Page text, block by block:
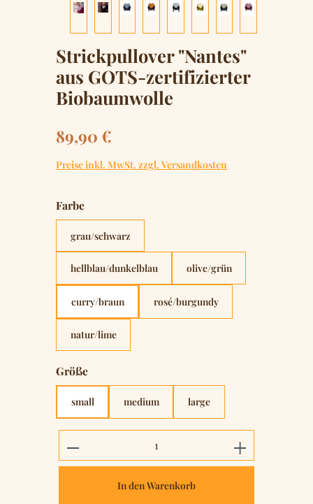
Strickpullover "Nantes"
aus GOTS-zertifizierter
Biobaumwolle
Regulärer Preis:
89,90 €
Preise inkl. MwSt. zzgl. Versandkosten
Farbeauswählen
grau/schwarz
hellblau/dunkelblau olive/grün
curry/braun rosé/burgundy
natur/lime
Größeauswählen
small medium large
Produkt Anzahl: Gib den
In den Warenkorb